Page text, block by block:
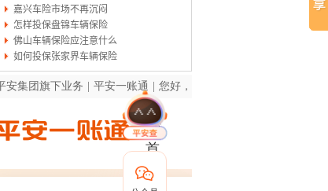
嘉兴车险市场不再沉闷
怎样投保盘锦车辆保险
佛山车辆保险应注意什么
如何投保张家界车辆保险